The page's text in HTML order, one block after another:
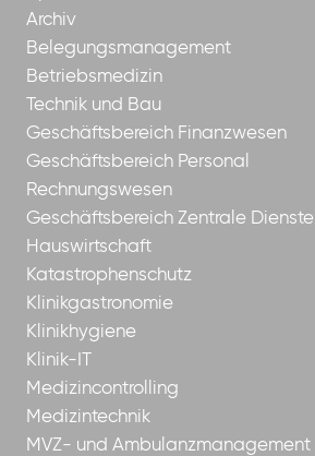
Archiv
Belegungsmanagement
Betriebsmedizin
Technik und Bau
Geschäftsbereich Finanzwesen
Geschäftsbereich Personal
Rechnungswesen
Geschäftsbereich Zentrale Dienste
Hauswirtschaft
Katastrophenschutz
Klinikgastronomie
Klinikhygiene
Klinik-IT
Medizincontrolling
Medizintechnik
MVZ- und Ambulanzmanagement